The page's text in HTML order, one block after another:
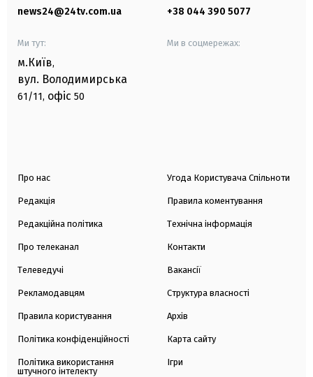
news24@24tv.com.ua +38 044 390 5077
Ми тут:
м.Київ,
вул. Володимирська
61/11, офіс 50
Ми в соцмережах:
Про нас
Редакція
Редакційна політика
Про телеканал
Телеведучі
Рекламодавцям
Правила користування
Політика конфіденційності
Політика використання
штучного інтелекту
Угода Користувача Спільноти
Правила коментування
Технічна інформація
Контакти
Вакансії
Структура власності
Архів
Карта сайту
Ігри